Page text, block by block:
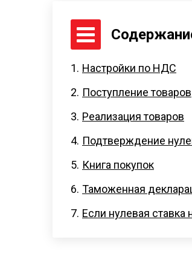
Настройки по НДС
Поступление товаров
Реализация товаров
Подтверждение
Книга покупок
Таможенная
Если нулевая